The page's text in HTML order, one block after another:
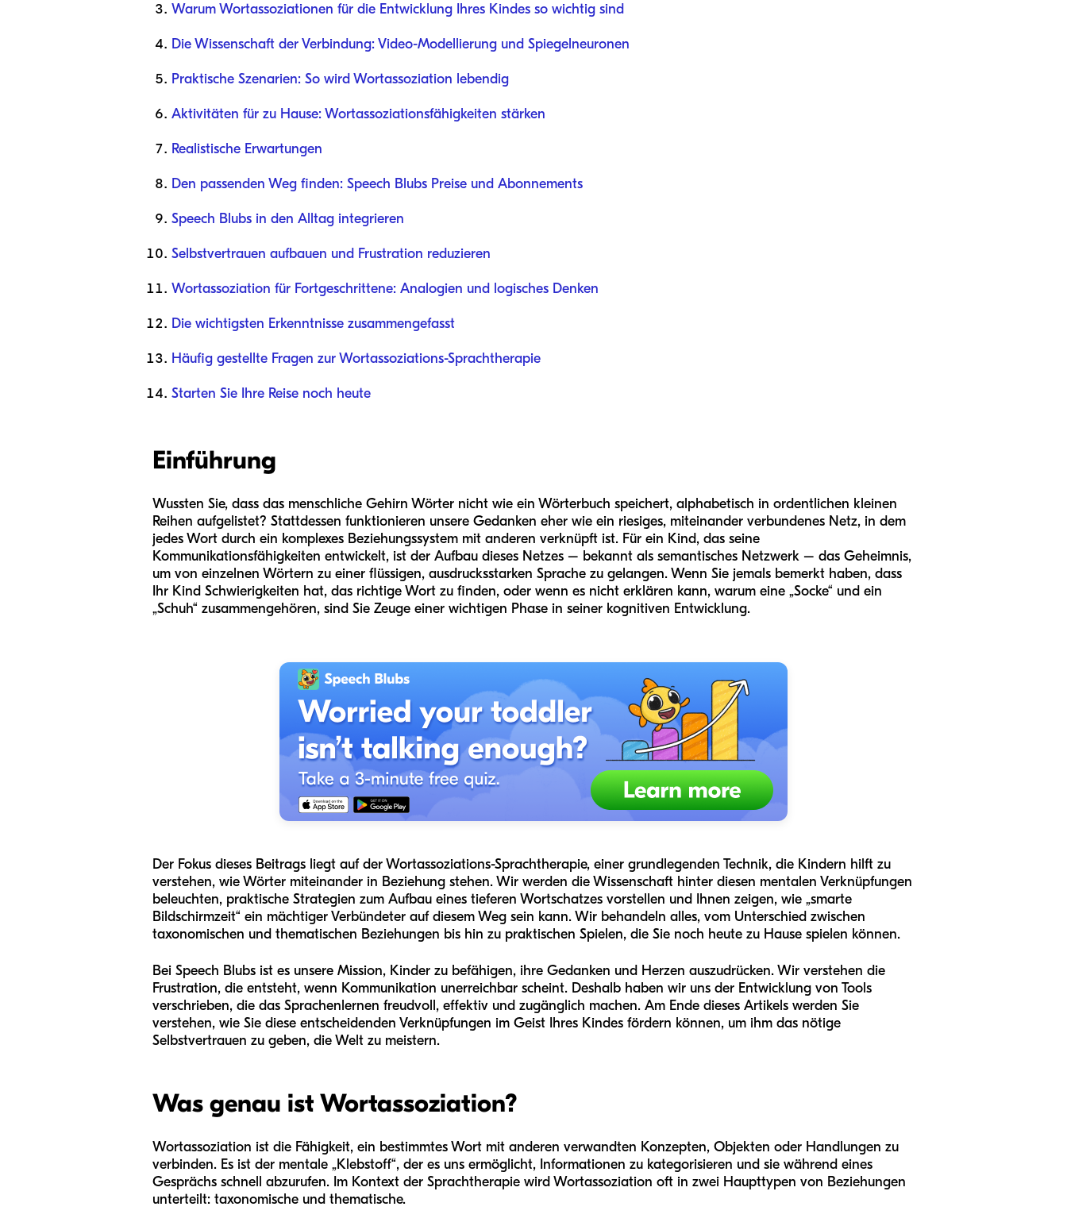
Warum Wortassoziationen für die Entwicklung Ihres Kindes so wichtig sind
Die Wissenschaft der Verbindung: Video-Modellierung und Spiegelneuronen
Praktische Szenarien: So wird Wortassoziation lebendig
Aktivitäten für zu Hause: Wortassoziationsfähigkeiten stärken
Realistische Erwartungen
Den passenden Weg finden: Speech Blubs Preise und Abonnements
Speech Blubs in den Alltag integrieren
Selbstvertrauen aufbauen und Frustration reduzieren
Wortassoziation für Fortgeschrittene: Analogien und logisches Denken
Die wichtigsten Erkenntnisse zusammengefasst
Häufig gestellte Fragen zur Wortassoziations-Sprachtherapie
Starten Sie Ihre Reise noch heute
Einführung
Wussten Sie, dass das menschliche Gehirn Wörter nicht wie ein Wörterbuch speichert, alphabetisch in ordentlichen kleinen
Reihen aufgelistet? Stattdessen funktionieren unsere Gedanken eher wie ein riesiges, miteinander verbundenes Netz, in dem
jedes Wort durch ein komplexes Beziehungssystem mit anderen verknüpft ist. Für ein Kind, das seine
Kommunikationsfähigkeiten entwickelt, ist der Aufbau dieses Netzes – bekannt als semantisches Netzwerk – das Geheimnis,
um von einzelnen Wörtern zu einer flüssigen, ausdrucksstarken Sprache zu gelangen. Wenn Sie jemals bemerkt haben, dass
Ihr Kind Schwierigkeiten hat, das richtige Wort zu finden, oder wenn es nicht erklären kann, warum eine „Socke“ und ein
„Schuh“ zusammengehören, sind Sie Zeuge einer wichtigen Phase in seiner kognitiven Entwicklung.
Der Fokus dieses Beitrags liegt auf der Wortassoziations-Sprachtherapie, einer grundlegenden Technik, die Kindern hilft zu
verstehen, wie Wörter miteinander in Beziehung stehen. Wir werden die Wissenschaft hinter diesen mentalen Verknüpfungen
beleuchten, praktische Strategien zum Aufbau eines tieferen Wortschatzes vorstellen und Ihnen zeigen, wie „smarte
Bildschirmzeit“ ein mächtiger Verbündeter auf diesem Weg sein kann. Wir behandeln alles, vom Unterschied zwischen
taxonomischen und thematischen Beziehungen bis hin zu praktischen Spielen, die Sie noch heute zu Hause spielen können.
Bei Speech Blubs ist es unsere Mission, Kinder zu befähigen, ihre Gedanken und Herzen auszudrücken. Wir verstehen die
Frustration, die entsteht, wenn Kommunikation unerreichbar scheint. Deshalb haben wir uns der Entwicklung von Tools
verschrieben, die das Sprachenlernen freudvoll, effektiv und zugänglich machen. Am Ende dieses Artikels werden Sie
verstehen, wie Sie diese entscheidenden Verknüpfungen im Geist Ihres Kindes fördern können, um ihm das nötige
Selbstvertrauen zu geben, die Welt zu meistern.
Was genau ist Wortassoziation?
Wortassoziation ist die Fähigkeit, ein bestimmtes Wort mit anderen verwandten Konzepten, Objekten oder Handlungen zu
verbinden. Es ist der mentale „Klebstoff“, der es uns ermöglicht, Informationen zu kategorisieren und sie während eines
Gesprächs schnell abzurufen. Im Kontext der Sprachtherapie wird Wortassoziation oft in zwei Haupttypen von Beziehungen
unterteilt: taxonomische und thematische.